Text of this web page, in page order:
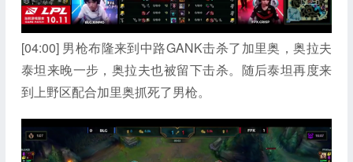
[04:00] 男枪布隆来到中路GANK击杀了加里奥，奥拉夫
泰坦来晚一步，奥拉夫也被留下击杀。随后泰坦再度来
到上野区配合加里奥抓死了男枪。